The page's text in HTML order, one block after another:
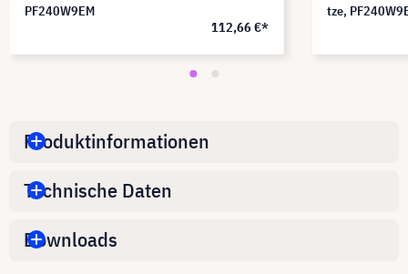
PF240W9EM
112,66 €*
tze,
Produktinformationen
Technische Daten
Downloads